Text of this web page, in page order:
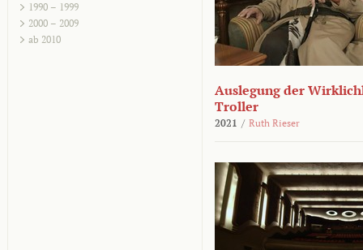
1990 – 1999
2000 – 2009
ab 2010
Auslegung der
Troller
2021 / Ruth Rieser